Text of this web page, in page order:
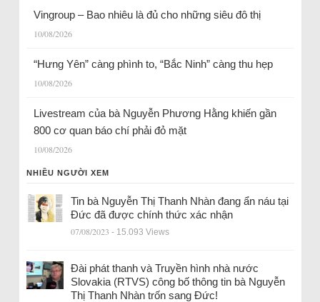
Vingroup – Bao nhiêu là đủ cho những siêu đô thị
10/08/2026
“Hưng Yên” càng phình to, “Bắc Ninh” càng thu hẹp
10/08/2026
Livestream của bà Nguyễn Phương Hằng khiến gần
800 cơ quan báo chí phải đỏ mặt
10/08/2026
NHIỀU NGƯỜI XEM
Tin bà Nguyễn Thị Thanh Nhàn đang ẩn náu tại
Đức đã được chính thức xác nhận
07/08/2023 - 15.093 Views
Đài phát thanh và Truyền hình nhà nước
Slovakia (RTVS) công bố thông tin bà Nguyễn
Thị Thanh Nhàn trốn sang Đức!